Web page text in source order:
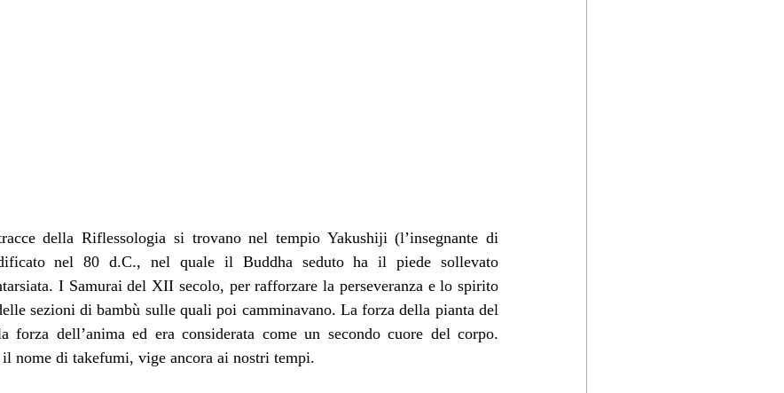
della Riflessologia si trovano nel tempio Yakushiji (l’insegnante di
nel 80 d.C., nel quale il Buddha seduto ha il piede sollevato
I Samurai del XII secolo, per rafforzare la perseveranza e lo spirito
sezioni di bambù sulle quali poi camminavano. La forza della pianta del
forza dell’anima ed era considerata come un secondo cuore del corpo.
il nome di takefumi, vige ancora ai nostri tempi.